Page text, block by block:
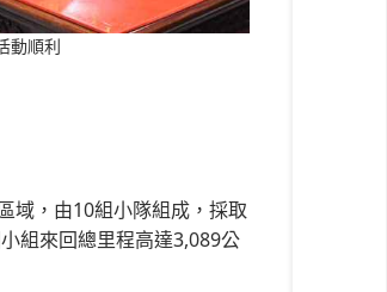
動順利
域，由10組小隊組成，採取
組來回總里程高達3,089公